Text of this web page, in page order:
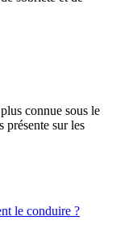
connue sous le
présente sur les
le conduire ?